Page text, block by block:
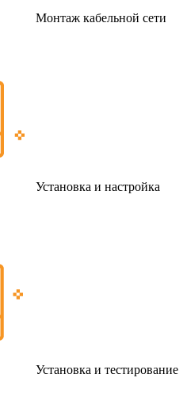
Монтаж кабельной сети
Установка и настройка
Установка и тестирование